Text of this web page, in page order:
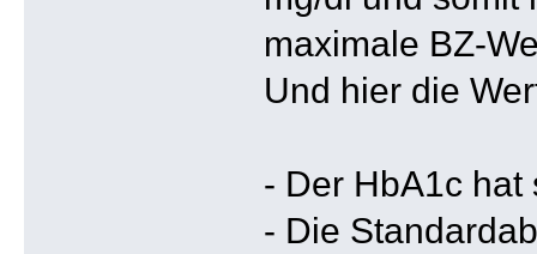
maximale BZ-
Und hier die
- Der HbA1c hat
- Die